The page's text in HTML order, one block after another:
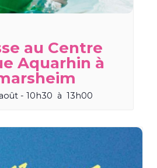
au Centre
Aquarhin à
- 10h30 à 13h00